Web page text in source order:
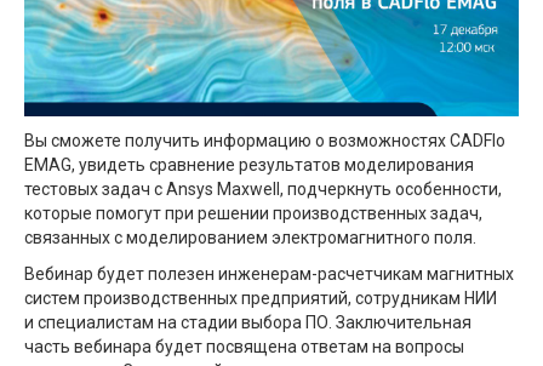
Вы сможете получить информацию о возможностях CADFlo
EMAG, увидеть сравнение результатов моделирования
тестовых задач с Ansys Maxwell, подчеркнуть особенности,
которые помогут при решении производственных задач,
связанных с моделированием электромагнитного поля.
Вебинар будет полезен инженерам-расчетчикам магнитных
систем производственных предприятий, сотрудникам НИИ
и специалистам на стадии выбора ПО. Заключительная
часть вебинара будет посвящена ответам на вопросы